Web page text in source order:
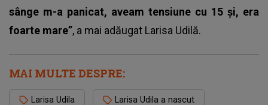
sânge m-a panicat, aveam tensiune cu 15 și, era
foarte mare”, a mai adăugat Larisa Udilă.
MAI MULTE DESPRE:
Larisa Udila Larisa Udila a nascut